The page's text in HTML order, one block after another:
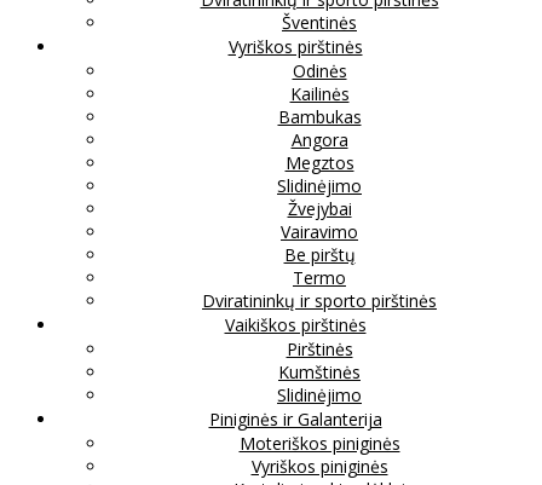
Šventinės
Vyriškos pirštinės
Odinės
Kailinės
Bambukas
Angora
Megztos
Slidinėjimo
Žvejybai
Vairavimo
Be pirštų
Termo
Dviratininkų ir sporto pirštinės
Vaikiškos pirštinės
Pirštinės
Kumštinės
Slidinėjimo
Piniginės ir Galanterija
Moteriškos piniginės
Vyriškos piniginės